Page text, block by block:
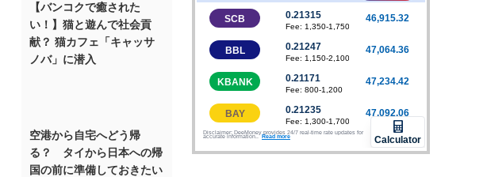
【バンコクで癒された
い！】猫と遊んで社会貢
献？ 猫カフェ「キャッサ
ノバ」に潜入
空港から自宅へどう帰
る？ タイから日本への帰
国の前に準備しておきたい